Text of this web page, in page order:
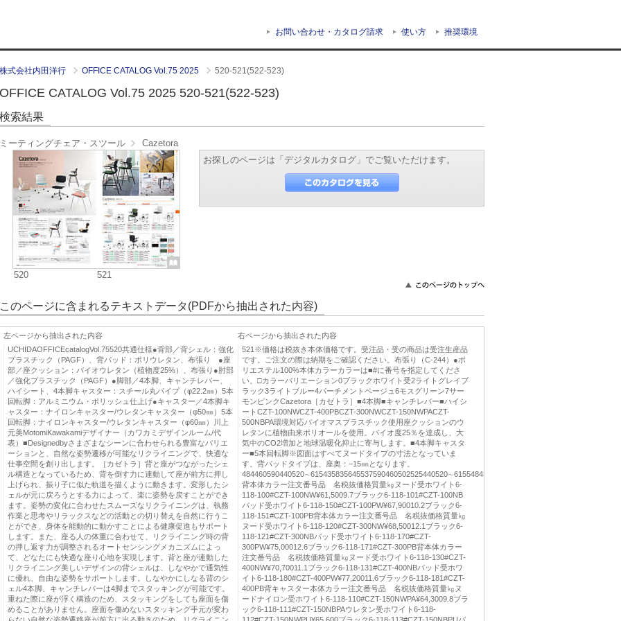
お問い合わせ・カタログ請求 使い方 推奨環境
株式会社内田洋行 OFFICE CATALOG Vol.75 2025 520-521(522-523)
OFFICE CATALOG Vol.75 2025 520-521(522-523)
検索結果
ミーティングチェア・スツール Cazetora
520 521
お探しのページは「デジタルカタログ」でご覧いただけます。
このページに含まれるテキストデータ(PDFから抽出された内容)
左ページから抽出された内容
UCHIDAOFFICEcatalogVol.75520共通仕様●背部／背シェル：強化
プラスチック（PAGF）、背パッド：ポリウレタン、布張り ●座
部／座クッション：バイオウレタン（植物度25%）、布張り●肘部
／強化プラスチック（PAGF）●脚部／4本脚、キャンチレバー、
ハイシート、4本脚キャスター：スチール丸パイプ（φ22.2㎜）5本
回転脚：アルミニウム・ポリッシュ仕上げ●キャスター／4本脚キ
ャスター：ナイロンキャスター/ウレタンキャスター（φ50㎜）5本
回転脚：ナイロンキャスター/ウレタンキャスター（φ60㎜）川上
元美MotomiKawakamiデザイナー（カワカミデザインルーム/代
表）■Designedbyさまざまなシーンに合わせられる豊富なバリエ
ーションと、自然な姿勢遷移が可能なリクライニングで、快適な
仕事空間を創り出します。［カゼトラ］背と座がつながったシェ
ル構造となっているため、背を倒す力に連動して座が前方に押し
上げられ、振り子に似た軌道を描くように動きます。変形したシ
ェルが元に戻ろうとする力によって、楽に姿勢を戻すことができ
ます。姿勢の変化に合わせたスムーズなリクライニングは、執務
作業と思考やリラックスなどの活動との切り替えを自然に行うこ
とができ、身体を能動的に動かすことによる健康促進もサポート
します。また、座る人の体重に合わせて、リクライニング時の背
の押し返す力が調整されるオートセンシングメカニズムによっ
て、どなたにも快適な座り心地を実現します。背と座が連動した
リクライニング美しいデザインの背シェルは、しなやかで通気性
に優れ、自由な姿勢をサポートします。しなやかにしなる背のシ
ェル4本脚、キャンチレバーは4脚までスタッキングが可能です。
重ねた際に座が浮く構造のため、スタッキングをしても座面を傷
めることがありません。座面を傷めないスタッキング手元が変わ
右ページから抽出された内容
521※価格は税抜き本体価格です。受注品・受の商品は受注生産品
です。ご注文の際は納期をご確認ください。布張り（C-244）●ポ
リエステル100%本体カラーカラーは■#に番号を指定してくださ
い。□カラーバリエーション0ブラックホワイト受2ライトグレイブ
ラック3ライトブルー4パーチメントベージュ6モスグリーン7サー
モンピンクCazetora［カゼトラ］■4本脚■キャンチレバー■ハイシ
ートCZT-100NWCZT-400PBCZT-300NWCZT-150NWPACZT-
500NBPA環境対応バイオマスプラスチック使用座クッションのウ
レタンに植物由来ポリオールを使用。バイオ度25％を達成し、大
気中のCO2増加と地球温暖化抑止に寄与します。■4本脚キャスタ
ー■5本回転脚※図面はすべてヌードタイプの寸法となっていま
す。背パッドタイプは、座奥：−15㎜となります。
背本体カラー注文番号品 名税抜価格質量㎏ヌード受ホワイト6-
118-100#CZT-100NW¥61,5009.7ブラック6-118-101#CZT-100NB
パッド受ホワイト6-118-150#CZT-100PW¥67,90010.2ブラック6-
118-151#CZT-100PB背本体カラー注文番号品 名税抜価格質量㎏
ヌード受ホワイト6-118-120#CZT-300NW¥68,50012.1ブラック6-
118-121#CZT-300NBパッド受ホワイト6-118-170#CZT-
300PW¥75,00012.6ブラック6-118-171#CZT-300PB背本体カラー
注文番号品 名税抜価格質量㎏ヌード受ホワイト6-118-130#CZT-
400NW¥70,70011.1ブラック6-118-131#CZT-400NBパッド受ホワ
イト6-118-180#CZT-400PW¥77,20011.6ブラック6-118-181#CZT-
400PB背キャスター本体カラー注文番号品 名税抜価格質量㎏ヌ
ードナイロン受ホワイト6-118-110#CZT-150NWPA¥64,3009.8ブラ
ック6-118-111#CZT-150NBPAウレタン受ホワイト6-118-